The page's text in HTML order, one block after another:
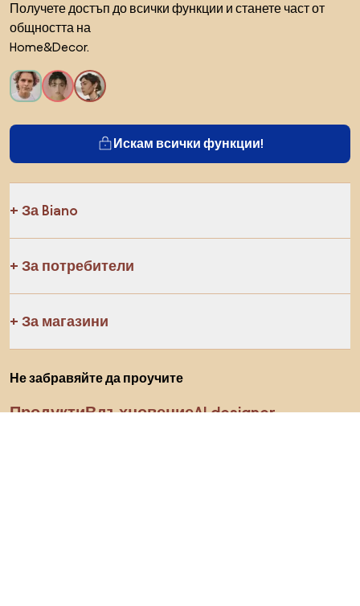
Получете достъп до всички функции и станете част от
общността на
Home&Decor.
Искам всички функции!
За Biano
За потребители
За магазини
Не забравяйте да проучите
ПродуктиВдъхновениеAI designer